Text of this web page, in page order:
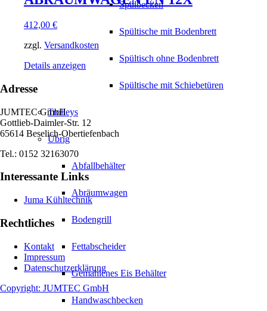
Spülbecken
Spültische mit Bodenbrett
Spültisch ohne Bodenbrett
Spültische mit Schiebetüren
Trolleys
Übrig
Abfallbehälter
Abräumwagen
Bodengrill
Fettabscheider
Gemahlenes Eis Behälter
Handwaschbecken
412,00 €
zzgl. Versandkosten
Details anzeigen
Adresse
JUMTEC GmbH
Gottlieb-Daimler-Str. 12
65614 Beselich-Obertiefenbach
Tel.: 0152 32163070
Interessante Links
Juma Kühltechnik
Rechtliches
Kontakt
Impressum
Datenschutzerklärung
Copyright: JUMTEC GmbH